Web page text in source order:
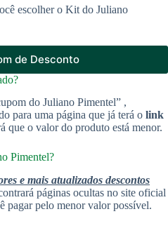
escolher o Kit do Juliano
de Desconto
do Juliano Pimentel” ,
para uma página que já terá o link
que o valor do produto está menor.
Pimentel?
e mais atualizados descontos
páginas ocultas no site oficial
pagar pelo menor valor possível.